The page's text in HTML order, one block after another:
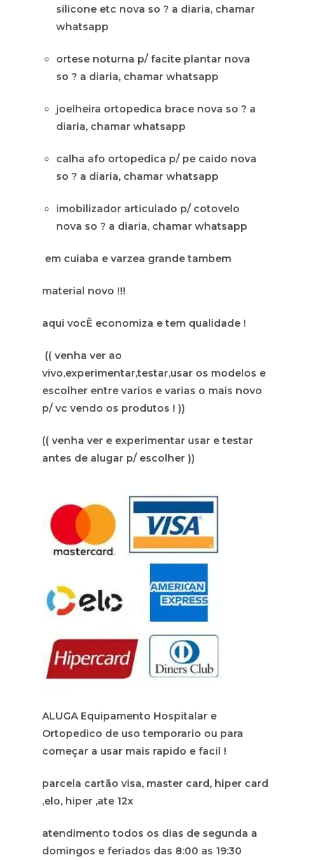
silicone etc nova so ? a diaria, chamar
whatsapp
ortese noturna p/ facite plantar nova
so ? a diaria, chamar whatsapp
joelheira ortopedica brace nova so ? a
diaria, chamar whatsapp
calha afo ortopedica p/ pe caido nova
so ? a diaria, chamar whatsapp
imobilizador articulado p/ cotovelo
nova so ? a diaria, chamar whatsapp
em cuiaba e varzea grande tambem
material novo !!!
aqui vocÊ economiza e tem qualidade !
(( venha ver ao
vivo,experimentar,testar,usar os modelos e
escolher entre varios e varias o mais novo
p/ vc vendo os produtos ! ))
(( venha ver e experimentar usar e testar
antes de alugar p/ escolher ))
ALUGA Equipamento Hospitalar e
Ortopedico de uso temporario ou para
começar a usar mais rapido e facil !
parcela cartão visa, master card, hiper card
,elo, hiper ,ate 12x
atendimento todos os dias de segunda a
domingos e feriados das 8:00 as 19:30